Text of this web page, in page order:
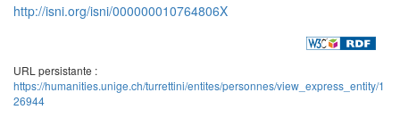
http://isni.org/isni/000000010764806X
URL persistante :
https://humanities.unige.ch/turrettini/entites/personnes/view_express_entity/1
26944